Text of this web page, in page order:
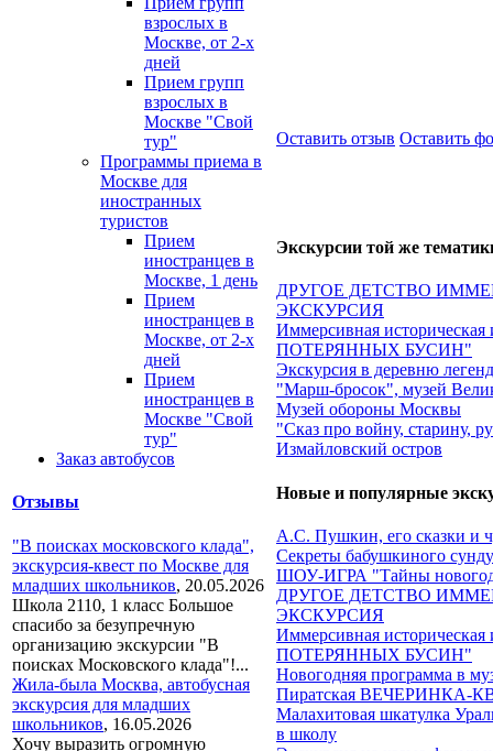
взрослых в
Москве, от 2-х
дней
Прием групп
взрослых в
Москве "Свой
тур"
Программы приема в
Москве для
иностранных
туристов
Прием
иностранцев в
Москве, 1 день
Прием
иностранцев в
Москве, от 2-х
дней
Прием
иностранцев в
Москве "Свой
тур"
Заказ автобусов
Отзывы
"В поисках московского клада",
экскурсия-квест по Москве для
младших школьников, 20.05.2026
Школа 2110, 1 класс Большое
спасибо за безупречную
организацию экскурсии "В
поисках Московского клада"!...
Жила-была Москва, автобусная
экскурсия для младших
школьников, 16.05.2026
Хочу выразить огромную
Оставить отзыв Оставить
Экскурсии той же
ДРУГОЕ ДЕТСТВО
ЭКСКУРСИЯ
Иммерсивная
ПОТЕРЯННЫХ БУСИН"
Экскурсия в деревню
"Марш-бросок", музей
Музей обороны Москвы
"Сказ про войну, старину,
Измайловский остров
Новые и популярные
А.С. Пушкин, его сказки и
Секреты бабушкиного
ШОУ-ИГРА "Тайны
ДРУГОЕ ДЕТСТВО
ЭКСКУРСИЯ
Иммерсивная
ПОТЕРЯННЫХ БУСИН"
Новогодняя программа в
Пиратская ВЕЧЕРИНКА-
Малахитовая шкатулка
в школу